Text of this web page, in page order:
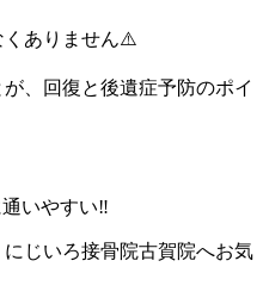
くありません⚠️
、回復と後遺症予防のポイ
いやすい‼
じいろ接骨院古賀院へお気